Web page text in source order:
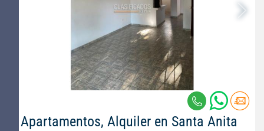
Apartamentos, Alquiler en Santa Anita